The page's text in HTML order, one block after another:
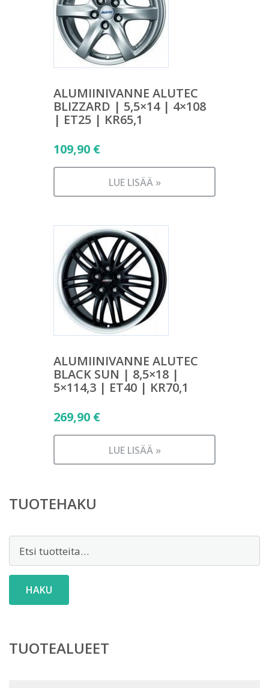
ALUMIINIVANNE ALUTEC
BLIZZARD | 5,5×14 | 4×108
| ET25 | KR65,1
109,90 €
LUE LISÄÄ »
ALUMIINIVANNE ALUTEC
BLACK SUN | 8,5×18 |
5×114,3 | ET40 | KR70,1
269,90 €
LUE LISÄÄ »
TUOTEHAKU
HAKU
TUOTEALUEET